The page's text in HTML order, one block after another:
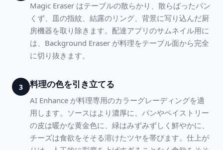
Magic Eraser はテーブルの散らかり、散らばったパン
くず、皿の指紋、結露のリング、背景に写り込んだ厨
房機器を取り除きます。配達アプリのサムネイル用に
は、Background Eraser が料理をテーブル面から完全
に切り抜きます。
3 料理の色を引き立てる
AI Enhance が料理専用のカラーグレーディングを適
用します。ソースはより濃厚に、パンやペイストリー
の皮は暖かな黄金色に、緑はみずみずしく鮮やかに、
チーズは食欲をそそる溶けたツヤを帯びます。仕上が